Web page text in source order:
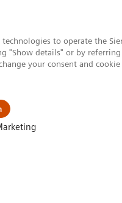
to operate the
"Show details" or by
your consent and